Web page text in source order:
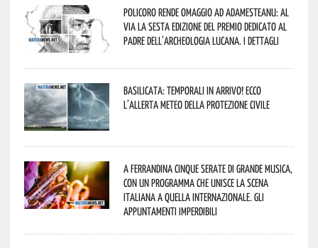
Policoro rende omaggio ad Adamesteanu: al
via la sesta edizione del Premio dedicato al
padre dell’archeologia lucana. I dettagli
Basilicata: temporali in arrivo! Ecco
l’allerta meteo della Protezione civile
A Ferrandina cinque serate di grande musica,
con un programma che unisce la scena
italiana a quella internazionale. Gli
appuntamenti imperdibili